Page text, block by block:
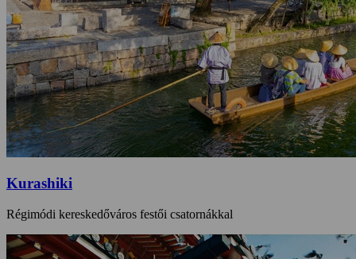
Kurashiki
Régimódi kereskedőváros festői csatornákkal